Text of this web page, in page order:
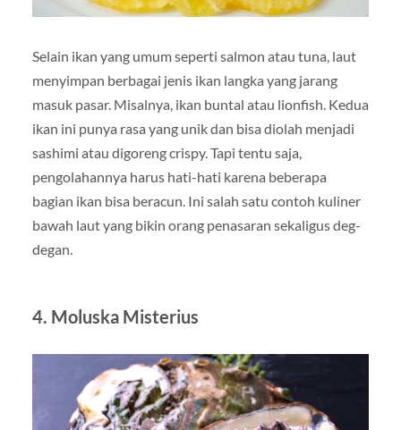
Selain ikan yang umum seperti salmon atau tuna, laut
menyimpan berbagai jenis ikan langka yang jarang
masuk pasar. Misalnya, ikan buntal atau lionfish. Kedua
ikan ini punya rasa yang unik dan bisa diolah menjadi
sashimi atau digoreng crispy. Tapi tentu saja,
pengolahannya harus hati-hati karena beberapa
bagian ikan bisa beracun. Ini salah satu contoh kuliner
bawah laut yang bikin orang penasaran sekaligus deg-
degan.
4. Moluska Misterius